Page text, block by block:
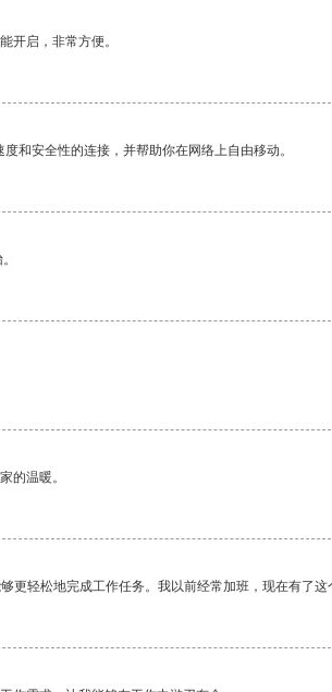
开启，非常方便。
和安全性的连接，并帮助你在网络上自由移动。
的温暖。
更轻松地完成工作任务。我以前经常加班，现在有了这